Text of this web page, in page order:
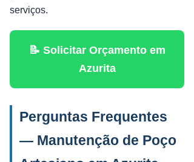
serviços.
📝 Solicitar Orçamento em
Azurita
Perguntas Frequentes
— Manutenção de Poço